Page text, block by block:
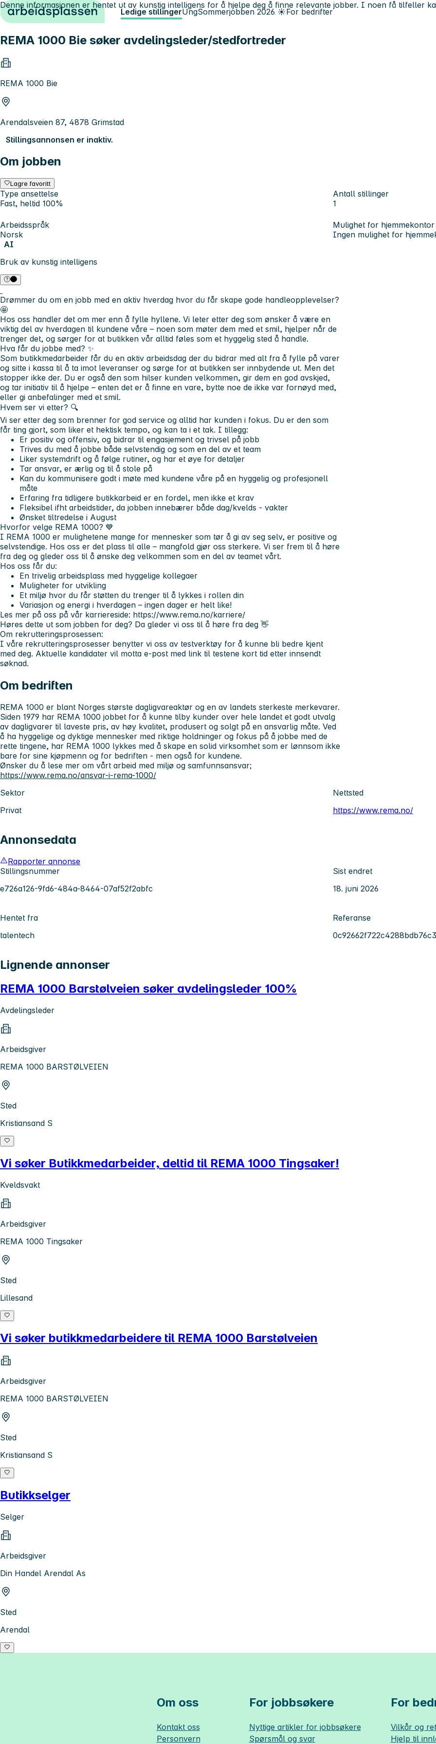
Hopp til innhold Ledige stillingerUngSommerjobben 2026 ☀️For bedrifter
REMA 1000 Bie søker avdelingsleder/stedfortreder
REMA 1000 Bie
Arendalsveien 87, 4878 Grimstad
Stillingsannonsen er inaktiv.
Om jobben
Lagre favoritt
Type ansettelse
Fast, heltid 100%
Antall stillinger
1
Arbeidsspråk
Norsk
Mulighet for hjemmekontor
Ingen mulighet for
AI
Bruk av kunstig intelligens
Denne informasjonen er hentet ut av kunstig intelligens for å hjelpe deg å finne relevante jobber. I noen få tilfeller
Drømmer du om en jobb med en aktiv hverdag hvor du får skape gode handleopplevelser?
🤩
Hos oss handler det om mer enn å fylle hyllene. Vi leter etter deg som ønsker å være en
viktig del av hverdagen til kundene våre – noen som møter dem med et smil, hjelper når de
trenger det, og sørger for at butikken vår alltid føles som et hyggelig sted å handle.
Hva får du jobbe med? ✨
Som butikkmedarbeider får du en aktiv arbeidsdag der du bidrar med alt fra å fylle på varer
og sitte i kassa til å ta imot leveranser og sørge for at butikken ser innbydende ut. Men det
stopper ikke der. Du er også den som hilser kunden velkommen, gir dem en god avskjed,
og tar initiativ til å hjelpe – enten det er å finne en vare, bytte noe de ikke var fornøyd med,
eller gi anbefalinger med et smil.
Hvem ser vi etter? 🔍
Vi ser etter deg som brenner for god service og alltid har kunden i fokus. Du er den som
får ting gjort, som liker et hektisk tempo, og kan ta i et tak. I tillegg:
Er positiv og offensiv, og bidrar til engasjement og trivsel på jobb
Trives du med å jobbe både selvstendig og som en del av et team
Liker systemdrift og å følge rutiner, og har et øye for detaljer
Tar ansvar, er ærlig og til å stole på
Kan du kommunisere godt i møte med kundene våre på en hyggelig og profesjonell
måte
Erfaring fra tidligere butikkarbeid er en fordel, men ikke et krav
Fleksibel ifht arbeidstider, da jobben innebærer både dag/kvelds - vakter
Ønsket tiltredelse i August
Hvorfor velge REMA 1000? 💙
I REMA 1000 er mulighetene mange for mennesker som tør å gi av seg selv, er positive og
selvstendige. Hos oss er det plass til alle – mangfold gjør oss sterkere. Vi ser frem til å høre
fra deg og gleder oss til å ønske deg velkommen som en del av teamet vårt.
Hos oss får du:
En trivelig arbeidsplass med hyggelige kollegaer
Muligheter for utvikling
Et miljø hvor du får støtten du trenger til å lykkes i rollen din
Variasjon og energi i hverdagen – ingen dager er helt like!
Les mer på oss på vår karriereside: https://www.rema.no/karriere/
Høres dette ut som jobben for deg? Da gleder vi oss til å høre fra deg 👋
Om rekrutteringsprosessen:
I våre rekrutteringsprosesser benytter vi oss av testverktøy for å kunne bli bedre kjent
med deg. Aktuelle kandidater vil motta e-post med link til testene kort tid etter innsendt
søknad.
Om bedriften
REMA 1000 er blant Norges største dagligvareaktør og en av landets sterkeste merkevarer.
Siden 1979 har REMA 1000 jobbet for å kunne tilby kunder over hele landet et godt utvalg
av dagligvarer til laveste pris, av høy kvalitet, produsert og solgt på en ansvarlig måte. Ved
å ha hyggelige og dyktige mennesker med riktige holdninger og fokus på å jobbe med de
rette tingene, har REMA 1000 lykkes med å skape en solid virksomhet som er lønnsom ikke
bare for sine kjøpmenn og for bedriften - men også for kundene.
Ønsker du å lese mer om vårt arbeid med miljø og samfunnsansvar;
https://www.rema.no/ansvar-i-rema-1000/
Sektor
Privat
Nettsted
https://www.rema.no/
Annonsedata
Rapporter annonse
Stillingsnummer
e726a126-9fd6-484a-8464-07af52f2abfc
Sist endret
18. juni 2026
Hentet fra
talentech
Referanse
Lignende annonser
REMA 1000 Barstølveien søker avdelingsleder 100%
Avdelingsleder
Arbeidsgiver
REMA 1000 BARSTØLVEIEN
Sted
Kristiansand S
Vi søker Butikkmedarbeider, deltid til REMA 1000 Tingsaker!
Kveldsvakt
Arbeidsgiver
REMA 1000 Tingsaker
Sted
Lillesand
Vi søker butikkmedarbeidere til REMA 1000 Barstølveien
Arbeidsgiver
REMA 1000 BARSTØLVEIEN
Sted
Kristiansand S
Butikkselger
Selger
Arbeidsgiver
Din Handel Arendal As
Sted
Arendal
Om oss
Kontakt oss
Personvern
For jobbsøkere
Nyttige artikler for jobbsøkere
Spørsmål og svar
For
Vilkår og
Hjelp til